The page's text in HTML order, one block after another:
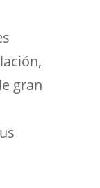
gran